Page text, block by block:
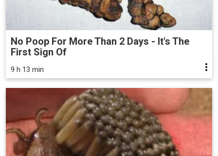
No Poop For More Than 2 Days - It's The
First Sign Of
9 h 13 min